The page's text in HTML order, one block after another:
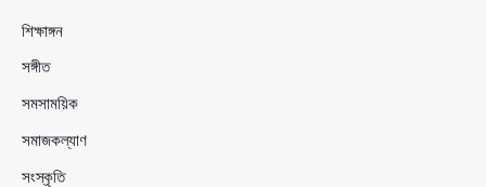
শিক্ষাঙ্গন
সঙ্গীত
সমসাময়িক
সমাজকল্যাণ
সংস্কৃতি